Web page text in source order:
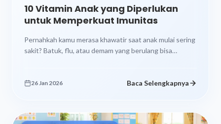
10 Vitamin Anak yang Diperlukan
untuk Memperkuat Imunitas
Pernahkah kamu merasa khawatir saat anak mulai sering
sakit? Batuk, flu, atau demam yang berulang bisa
26 Jan 2026 Baca Selengkapnya